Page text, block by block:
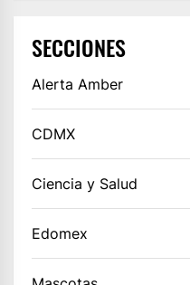
SECCIONES
Alerta Amber
CDMX
Ciencia y Salud
Edomex